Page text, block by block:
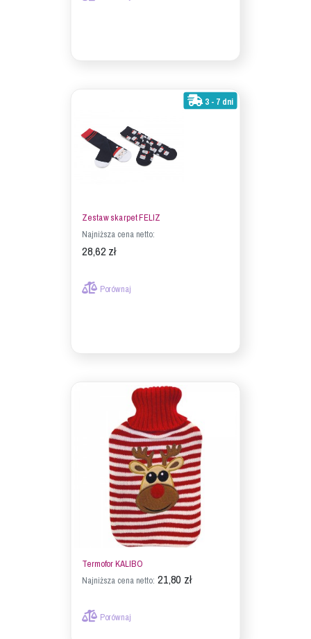
3 - 7 dni
Zestaw skarpet FELIZ
Najniższa cena netto:
28,62 zł
Porównaj
Termofor KALIBO
Najniższa cena netto: 21,80 zł
Porównaj